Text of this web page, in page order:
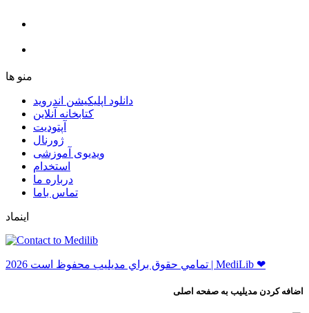
ﻣﻨﻮ ﻫﺎ
دانلود اپلیکیشن اندروید
ﮐﺘﺎﺑﺨﺎﻧﻪ ﺁﻧﻼﯾﻦ
ﺁﭘﺘﻮﺩﯾﺖ
ﮊﻭﺭﻧﺎﻝ
ویدیوی آموزشی
استخدام
درباره ما
ﺗﻤﺎﺱ ﺑﺎﻣﺎ
اینماد
ﺗﻤﺎﻣﻲ ﺣﻘﻮﻕ ﺑﺮاﻱ ﻣﺪﻳﻠﻴﺐ ﻣﺤﻔﻮﻅ اﺳﺖ 2026 | MediLib ❤
اضافه کردن مدیلیب به صفحه اصلی